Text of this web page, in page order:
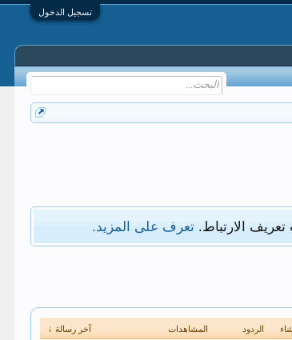
تسجيل الدخول
تعريف الارتباط.تعرف على المزيد.
الردود المشاهدات آخر رسالة ↓